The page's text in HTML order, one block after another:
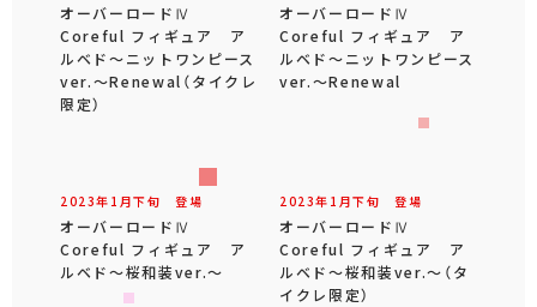
オーバーロードⅣ
Coreful フィギュア ア
ルベド～ニットワンピース
ver.～Renewal（タイクレ
限定）
オーバーロードⅣ
Coreful フィギュア ア
ルベド～ニットワンピース
ver.～Renewal
2023年 1 月下旬 登場
オーバーロードⅣ
Coreful フィギュア ア
ルベド～桜和装ver.～
2023年 1 月下旬 登場
オーバーロードⅣ
Coreful フィギュア ア
ルベド～桜和装ver.～（タ
イクレ限定）